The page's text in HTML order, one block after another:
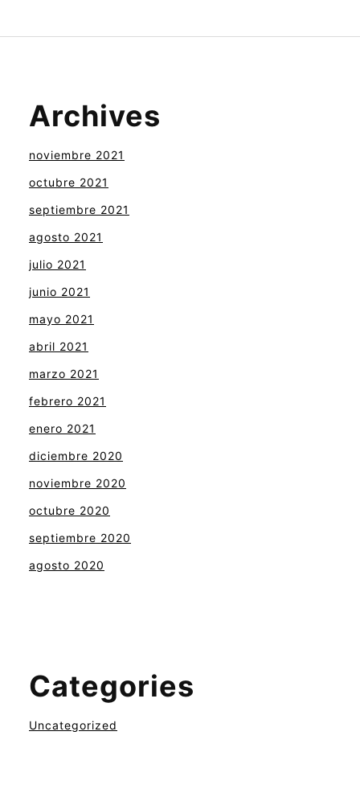
Archives
noviembre 2021
octubre 2021
septiembre 2021
agosto 2021
julio 2021
junio 2021
mayo 2021
abril 2021
marzo 2021
febrero 2021
enero 2021
diciembre 2020
noviembre 2020
octubre 2020
septiembre 2020
agosto 2020
Categories
Uncategorized